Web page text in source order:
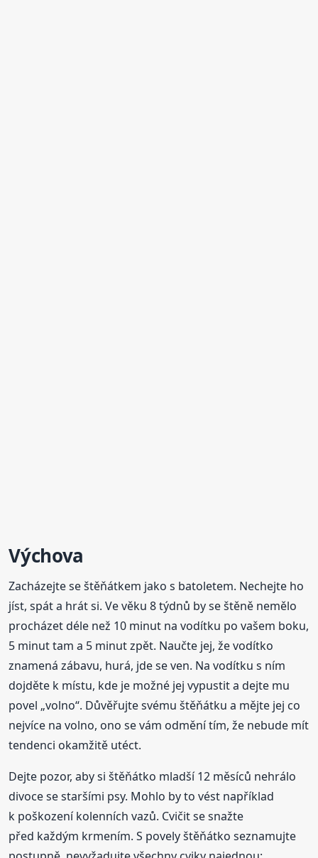
Výchova
Zacházejte se štěňátkem jako s batoletem. Nechejte ho
jíst, spát a hrát si. Ve věku 8 týdnů by se štěně nemělo
procházet déle než 10 minut na vodítku po vašem boku,
5 minut tam a 5 minut zpět. Naučte jej, že vodítko
znamená zábavu, hurá, jde se ven. Na vodítku s ním
dojděte k místu, kde je možné jej vypustit a dejte mu
povel „volno“. Důvěřujte svému štěňátku a mějte jej co
nejvíce na volno, ono se vám odmění tím, že nebude mít
tendenci okamžitě utéct.
Dejte pozor, aby si štěňátko mladší 12 měsíců nehrálo
divoce se staršími psy. Mohlo by to vést například
k poškození kolenních vazů. Cvičit se snažte
před každým krmením. S povely štěňátko seznamujte